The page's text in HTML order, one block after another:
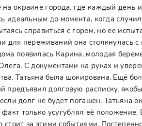
окраине города, где каждый день
идеальным до момента, когда
справиться с горем, но её
для переживаний она столкнулась
появилась Карина, молодая
С документами на руках и
Татьяна была шокирована. Ещё
предъявил долговую расписку,
долг не будет погашен. Татьяна
только усугублял её